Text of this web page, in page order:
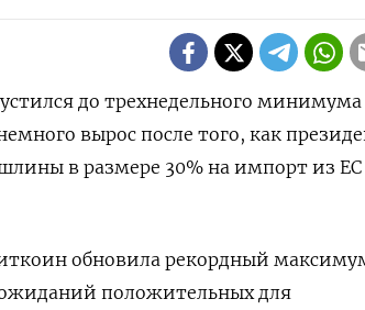
до трехнедельного минимума
вырос после того, как
в размере 30% на импорт из
обновила рекордный
ожиданий положительных для